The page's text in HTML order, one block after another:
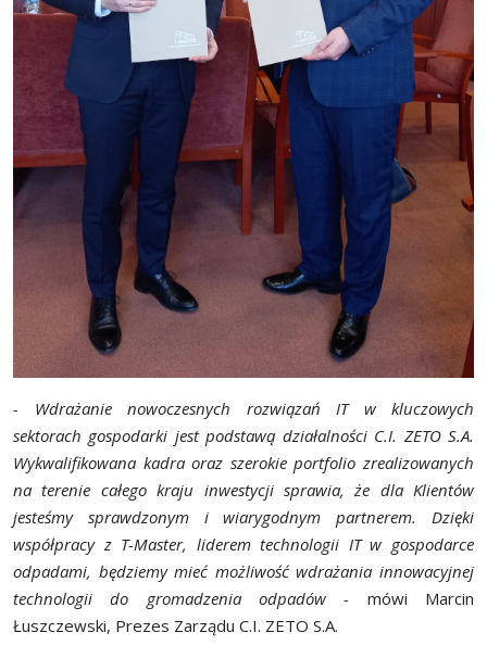
- Wdrażanie nowoczesnych rozwiązań IT w kluczowych
sektorach gospodarki jest podstawą działalności C.I. ZETO S.A.
Wykwalifikowana kadra oraz szerokie portfolio zrealizowanych
na terenie całego kraju inwestycji sprawia, że dla Klientów
jesteśmy sprawdzonym i wiarygodnym partnerem. Dzięki
współpracy z T-Master, liderem technologii IT w gospodarce
odpadami, będziemy mieć możliwość wdrażania innowacyjnej
technologii do gromadzenia odpadów - mówi Marcin
Łuszczewski, Prezes Zarządu C.I. ZETO S.A.